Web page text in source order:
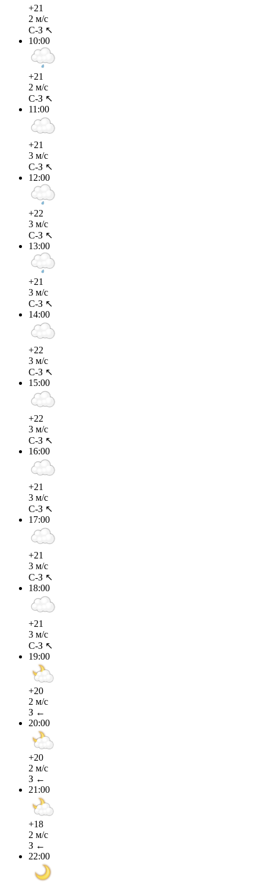
+21
2 м/с
С-З ↖
10:00
+21
2 м/с
С-З ↖
11:00
+21
3 м/с
С-З ↖
12:00
+22
3 м/с
С-З ↖
13:00
+21
3 м/с
С-З ↖
14:00
+22
3 м/с
С-З ↖
15:00
+22
3 м/с
С-З ↖
16:00
+21
3 м/с
С-З ↖
17:00
+21
3 м/с
С-З ↖
18:00
+21
3 м/с
С-З ↖
19:00
+20
2 м/с
З ←
20:00
+20
2 м/с
З ←
21:00
+18
2 м/с
З ←
22:00